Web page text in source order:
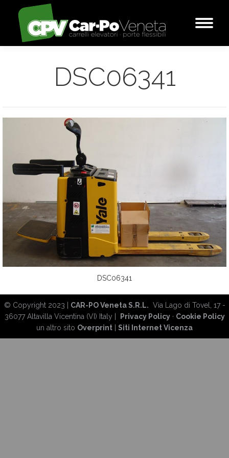
DSC06341
DSC06341
© Copyright 2023 | CAR-PO Veneta S.R.L. Via Lago di Tovel, 17 -
36077 Altavilla Vicentina (VI) Italy |
Privacy Policy· Cookie Policy
un altro sito Overprint Siti Internet Vicenza